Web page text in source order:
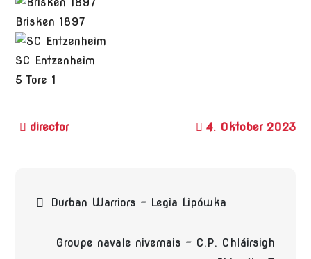
Brisken 1897
SC Entzenheim
5 Tore 1
4. Oktober 2023
Beitragsnavigation
Durban Warriors – Legia Lipówka
Groupe navale nivernais – C.P. Chláirsigh